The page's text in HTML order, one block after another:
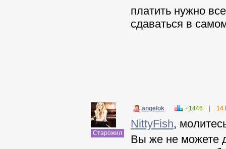
платить нужно
сдаваться в
Старожил
angelok +1446 14
NittyFish,
Вы же не можете